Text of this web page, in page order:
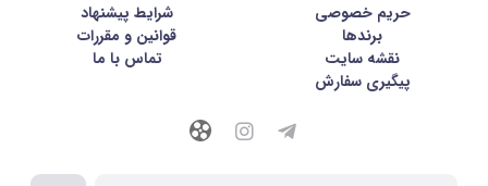
حریم خصوصی
شرايط پيشنهاد
برندها
قوانین و مقررات
نقشه سایت
تماس با ما
پیگیری سفارش